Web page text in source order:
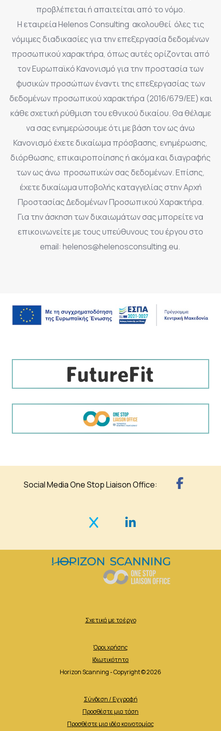
προβλέπεται ή απαιτείται από το νόμο.
Η εταιρεία Helenos Consulting ακολουθεί όλες τις
νόμιμες διαδικασίες για την επεξεργασία δεδομένων
προσωπικού χαρακτήρα, όπως αυτές ορίζονται από
τον Ευρωπαϊκό Κανονισμό για την προστασία των
φυσικών προσώπων έναντι της επεξεργασίας των
δεδομένων προσωπικού χαρακτήρα (2016/679/ΕΕ) και
κάθε σχετική ρύθμιση του εθνικού δικαίου. Θα θέλαμε
να σας ενημερώσουμε ότι με βάση τον ως άνω
Κανονισμό έχετε δικαίωμα πρόσβασης, ενημέρωσης,
διόρθωσης, επικαιροποίησης ή ακόμα και διαγραφής
των ως άνω προσωπικών σας δεδομένων. Επίσης,
έχετε δικαίωμα υποβολής καταγγελίας στην Αρχή
Προστασίας Δεδομένων Προσωπικού Χαρακτήρα.
Για την άσκηση των δικαιωμάτων σας μπορείτε να
επικοινωνείτε με τους υπεύθυνους του έργου στο
email: helenos@helenosconsulting.eu.
Social Media One Stop Liaison Office:
Σχετικά με το έργο
Όροι χρήσης
Ιδιωτικότητα
Horizon Scanning - Copyright © 2026
Σύνδεση / Εγγραφή
Προσθέστε μια τάση
Προσθέστε μια ιδέα καινοτομίας